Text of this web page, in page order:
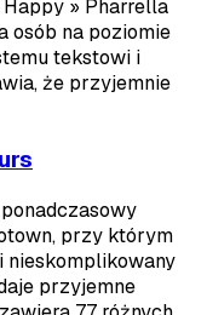
» Pharrella
osób na poziomie
tekstowi i
że przyjemnie
przy którym
nieskomplikowany
przyjemne